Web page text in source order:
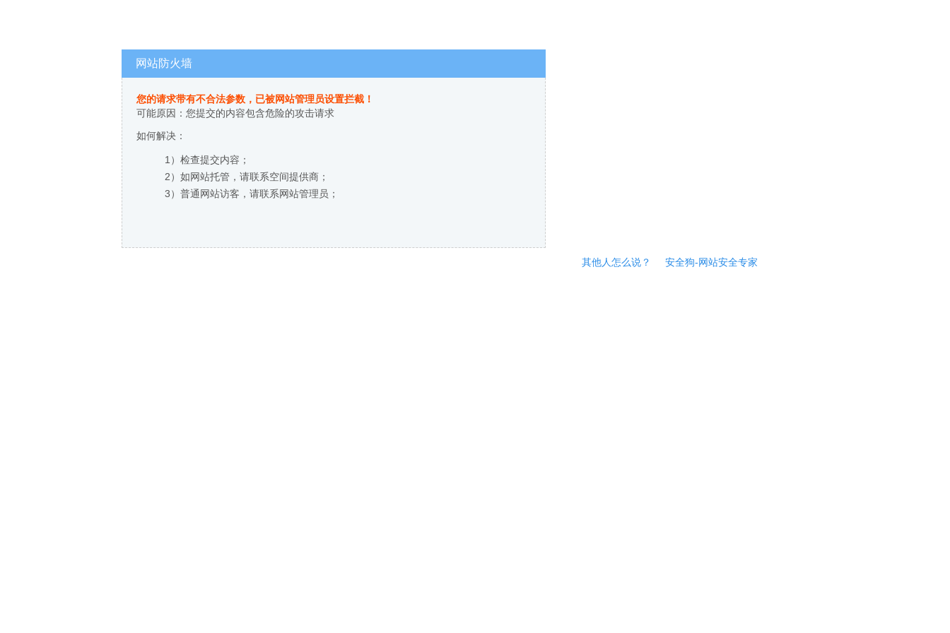
网站防火墙
您的请求带有不合法参数，已被网站管理员设置拦截！
可能原因：您提交的内容包含危险的攻击请求
如何解决：
1）检查提交内容；
2）如网站托管，请联系空间提供商；
3）普通网站访客，请联系网站管理员；
其他人怎么说？ 安全狗-网站安全专家